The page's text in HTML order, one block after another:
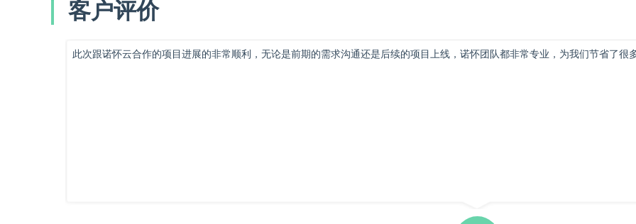
客户评价
此次跟诺怀云合作的项目进展的非常顺利，无论是前期的需求沟通还是后续的项目上线，诺怀团队都非常专业，为我们节省了很多